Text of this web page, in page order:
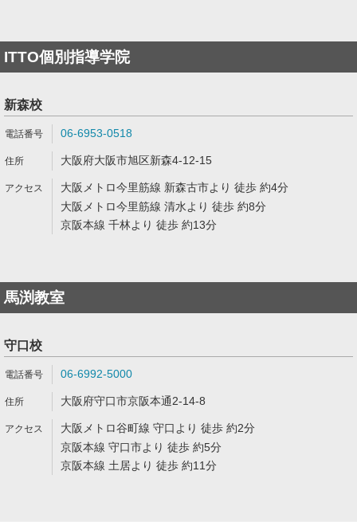
ITTO個別指導学院
新森校
06-6953-0518
大阪府大阪市旭区新森4-12-15
大阪メトロ今里筋線 新森古市より 徒歩 約4分
大阪メトロ今里筋線 清水より 徒歩 約8分
京阪本線 千林より 徒歩 約13分
馬渕教室
守口校
06-6992-5000
大阪府守口市京阪本通2-14-8
大阪メトロ谷町線 守口より 徒歩 約2分
京阪本線 守口市より 徒歩 約5分
京阪本線 土居より 徒歩 約11分